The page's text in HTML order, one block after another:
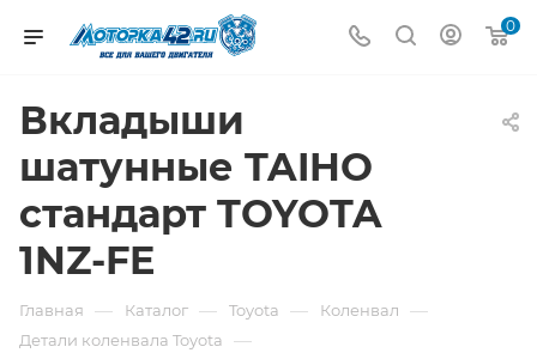
0
Вкладыши
шатунные TAIHO
стандарт TOYOTA
1NZ-FE
Главная — Каталог — Toyota — Коленвал —
Детали коленвала Toyota —